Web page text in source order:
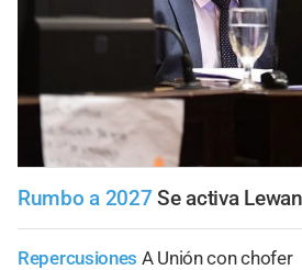
Rumbo a 2027 Se activa
Repercusiones A Unión con chofer